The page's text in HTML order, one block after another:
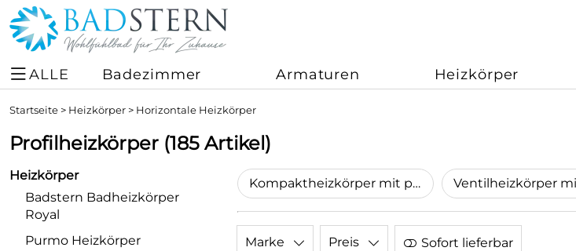
ALLE Badezimmer Armaturen Heizkörper
Startseite > Heizkörper > Horizontale Heizkörper
Profilheizkörper (185 Artikel)
Heizkörper
Badstern Badheizkörper
Royal
Purmo Heizkörper
Kompaktheizkörper mit profilierter Front
Marke Preis Sofort lieferbar